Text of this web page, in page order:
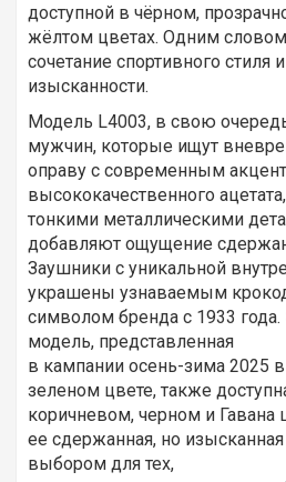
доступной в чёрном,
жёлтом цветах. Одним
сочетание спортивного стиля
изысканности.
Модель L4003, в свою
мужчин, которые ищут
оправу с современным
высококачественного
тонкими металлическими
добавляют ощущение
Заушники с уникальной
украшены узнаваемым
символом бренда с 1933 года.
модель, представленная
в кампании осень-зима 2025
зеленом цвете, также
коричневом, черном и Гавана
ее сдержанная, но изысканная
выбором для тех,